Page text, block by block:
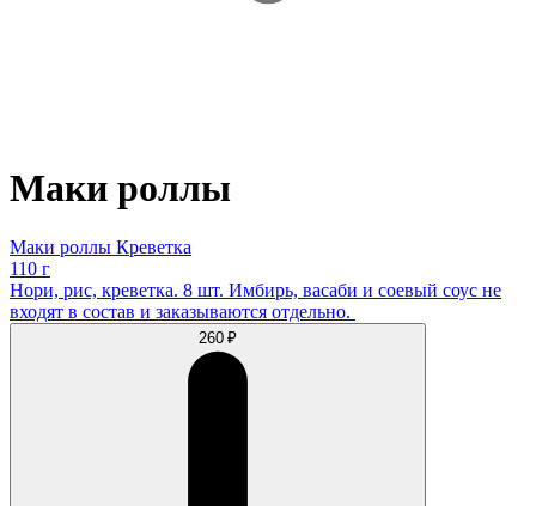
Маки роллы
Маки роллы Креветка
110 г
Нори, рис, креветка. 8 шт. Имбирь, васаби и соевый соус не
входят в состав и заказываются отдельно.
260 ₽